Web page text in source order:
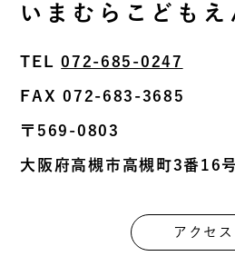
いまむらこどもえ
TEL072-685-0247
FAX 072-683-3685
〒569-0803
⼤阪府⾼槻市⾼槻町3番16
アクセス